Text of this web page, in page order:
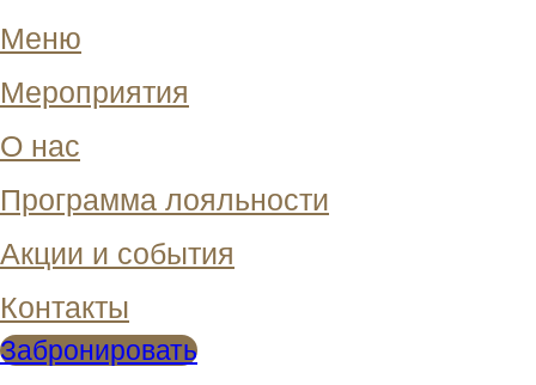
Меню
Мероприятия
О нас
Программа лояльности
Акции и события
Контакты
Забронировать